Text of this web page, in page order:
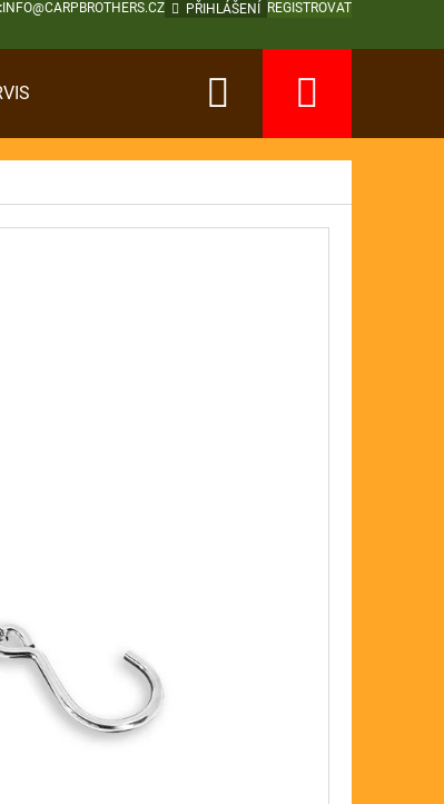
INFO@CARPBROTHERS.CZ PŘIHLÁŠENÍ REGISTROVAT
Hledat